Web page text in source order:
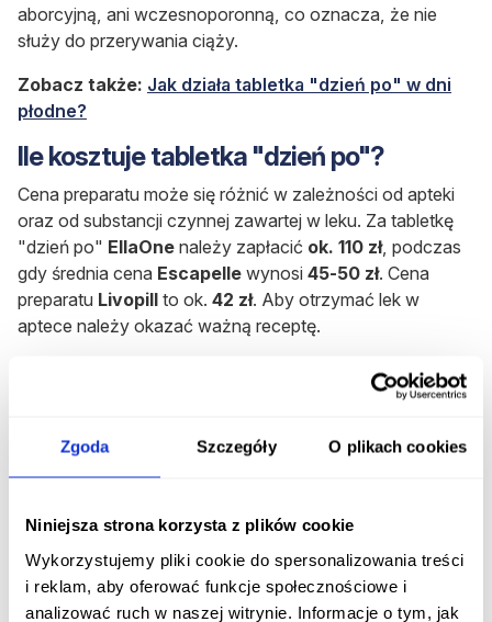
Zgoda Szczegóły O plikach cookies
Niniejsza strona korzysta z plików cookie
Wykorzystujemy pliki cookie do spersonalizowania treści
i reklam, aby oferować funkcje społecznościowe i
analizować ruch w naszej witrynie. Informacje o tym, jak
aborcyjną, ani wczesnoporonną, co oznacza, że nie
służy do przerywania ciąży.
Zobacz także: Jak działa tabletka "dzień po" w dni
płodne?
Ile kosztuje tabletka "dzień po"?
Cena preparatu może się różnić w zależności od apteki
oraz od substancji czynnej zawartej w leku. Za tabletkę
"dzień po" EllaOne należy zapłacić ok. 110 zł, podczas
gdy średnia cena Escapelle wynosi 45-50 zł. Cena
preparatu Livopill to ok. 42 zł. Aby otrzymać lek w
aptece należy okazać ważną receptę.
Jak uzyskać receptę online na tabletkę
W sytuacjach awaryjnych najważniejszy jest czas,
dlatego coraz częściej kobiety decydują się skorzystać z
recepty online na tabletkę "dzień po". To szybka,
dyskretna oraz legalna forma otrzymania recepty bez